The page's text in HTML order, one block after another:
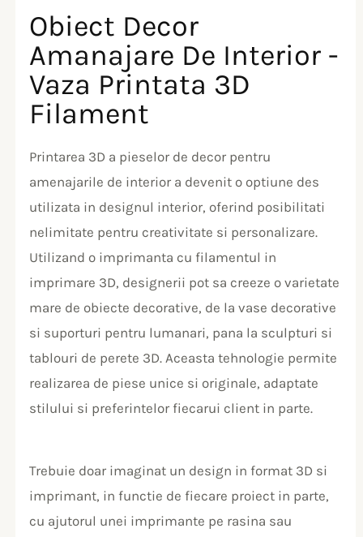
Obiect Decor
Amanajare De Interior -
Vaza Printata 3D
Filament
Printarea 3D a pieselor de decor pentru
amenajarile de interior a devenit o optiune des
utilizata in designul interior, oferind posibilitati
nelimitate pentru creativitate si personalizare.
Utilizand o imprimanta cu filamentul in
imprimare 3D, designerii pot sa creeze o varietate
mare de obiecte decorative, de la vase decorative
si suporturi pentru lumanari, pana la sculpturi si
tablouri de perete 3D. Aceasta tehnologie permite
realizarea de piese unice si originale, adaptate
stilului si preferintelor fiecarui client in parte.
Trebuie doar imaginat un design in format 3D si
imprimant, in functie de fiecare proiect in parte,
cu ajutorul unei imprimante pe rasina sau